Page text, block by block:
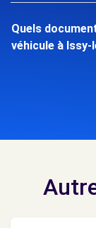
Quels
véhicule à Issy-